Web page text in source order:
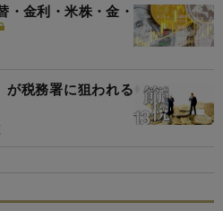
・金利・米株・金・
が税務署に狙われる